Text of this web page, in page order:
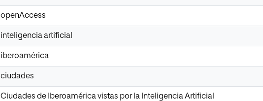
openAccess
inteligencia artificial
iberoamérica
ciudades
Ciudades de Iberoamérica vistas por la Inteligencia Artificial